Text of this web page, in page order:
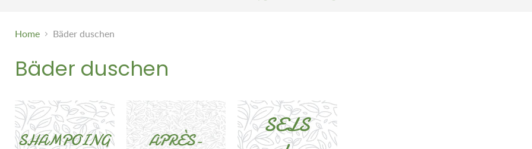
Home Bäder duschen
Bäder duschen